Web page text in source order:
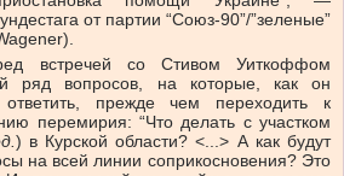
от партии “Союз-90”/”зеленые”
встречей со Стивом Уиткоффом
ряд вопросов, на которые, как он
ответить, прежде чем переходить к
перемирия: “Что делать с участком
) в Курской области? <...> А как будут
на всей линии соприкосновения? Это